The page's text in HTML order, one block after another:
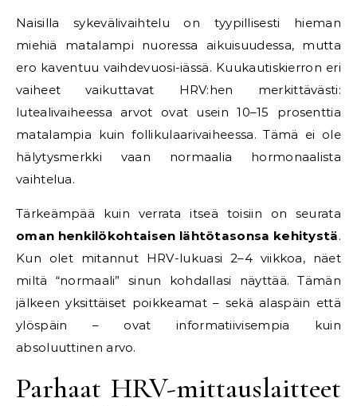
Naisilla sykevälivaihtelu on tyypillisesti hieman
miehiä matalampi nuoressa aikuisuudessa, mutta
ero kaventuu vaihdevuosi-iässä. Kuukautiskierron eri
vaiheet vaikuttavat HRV:hen merkittävästi:
lutealivaiheessa arvot ovat usein 10–15 prosenttia
matalampia kuin follikulaarivaiheessa. Tämä ei ole
hälytysmerkki vaan normaalia hormonaalista
vaihtelua.
Tärkeämpää kuin verrata itseä toisiin on seurata
oman henkilökohtaisen lähtötasonsa kehitystä.
Kun olet mitannut HRV-lukuasi 2–4 viikkoa, näet
miltä “normaali” sinun kohdallasi näyttää. Tämän
jälkeen yksittäiset poikkeamat – sekä alaspäin että
ylöspäin – ovat informatiivisempia kuin
absoluuttinen arvo.
Parhaat HRV-mittauslaitteet